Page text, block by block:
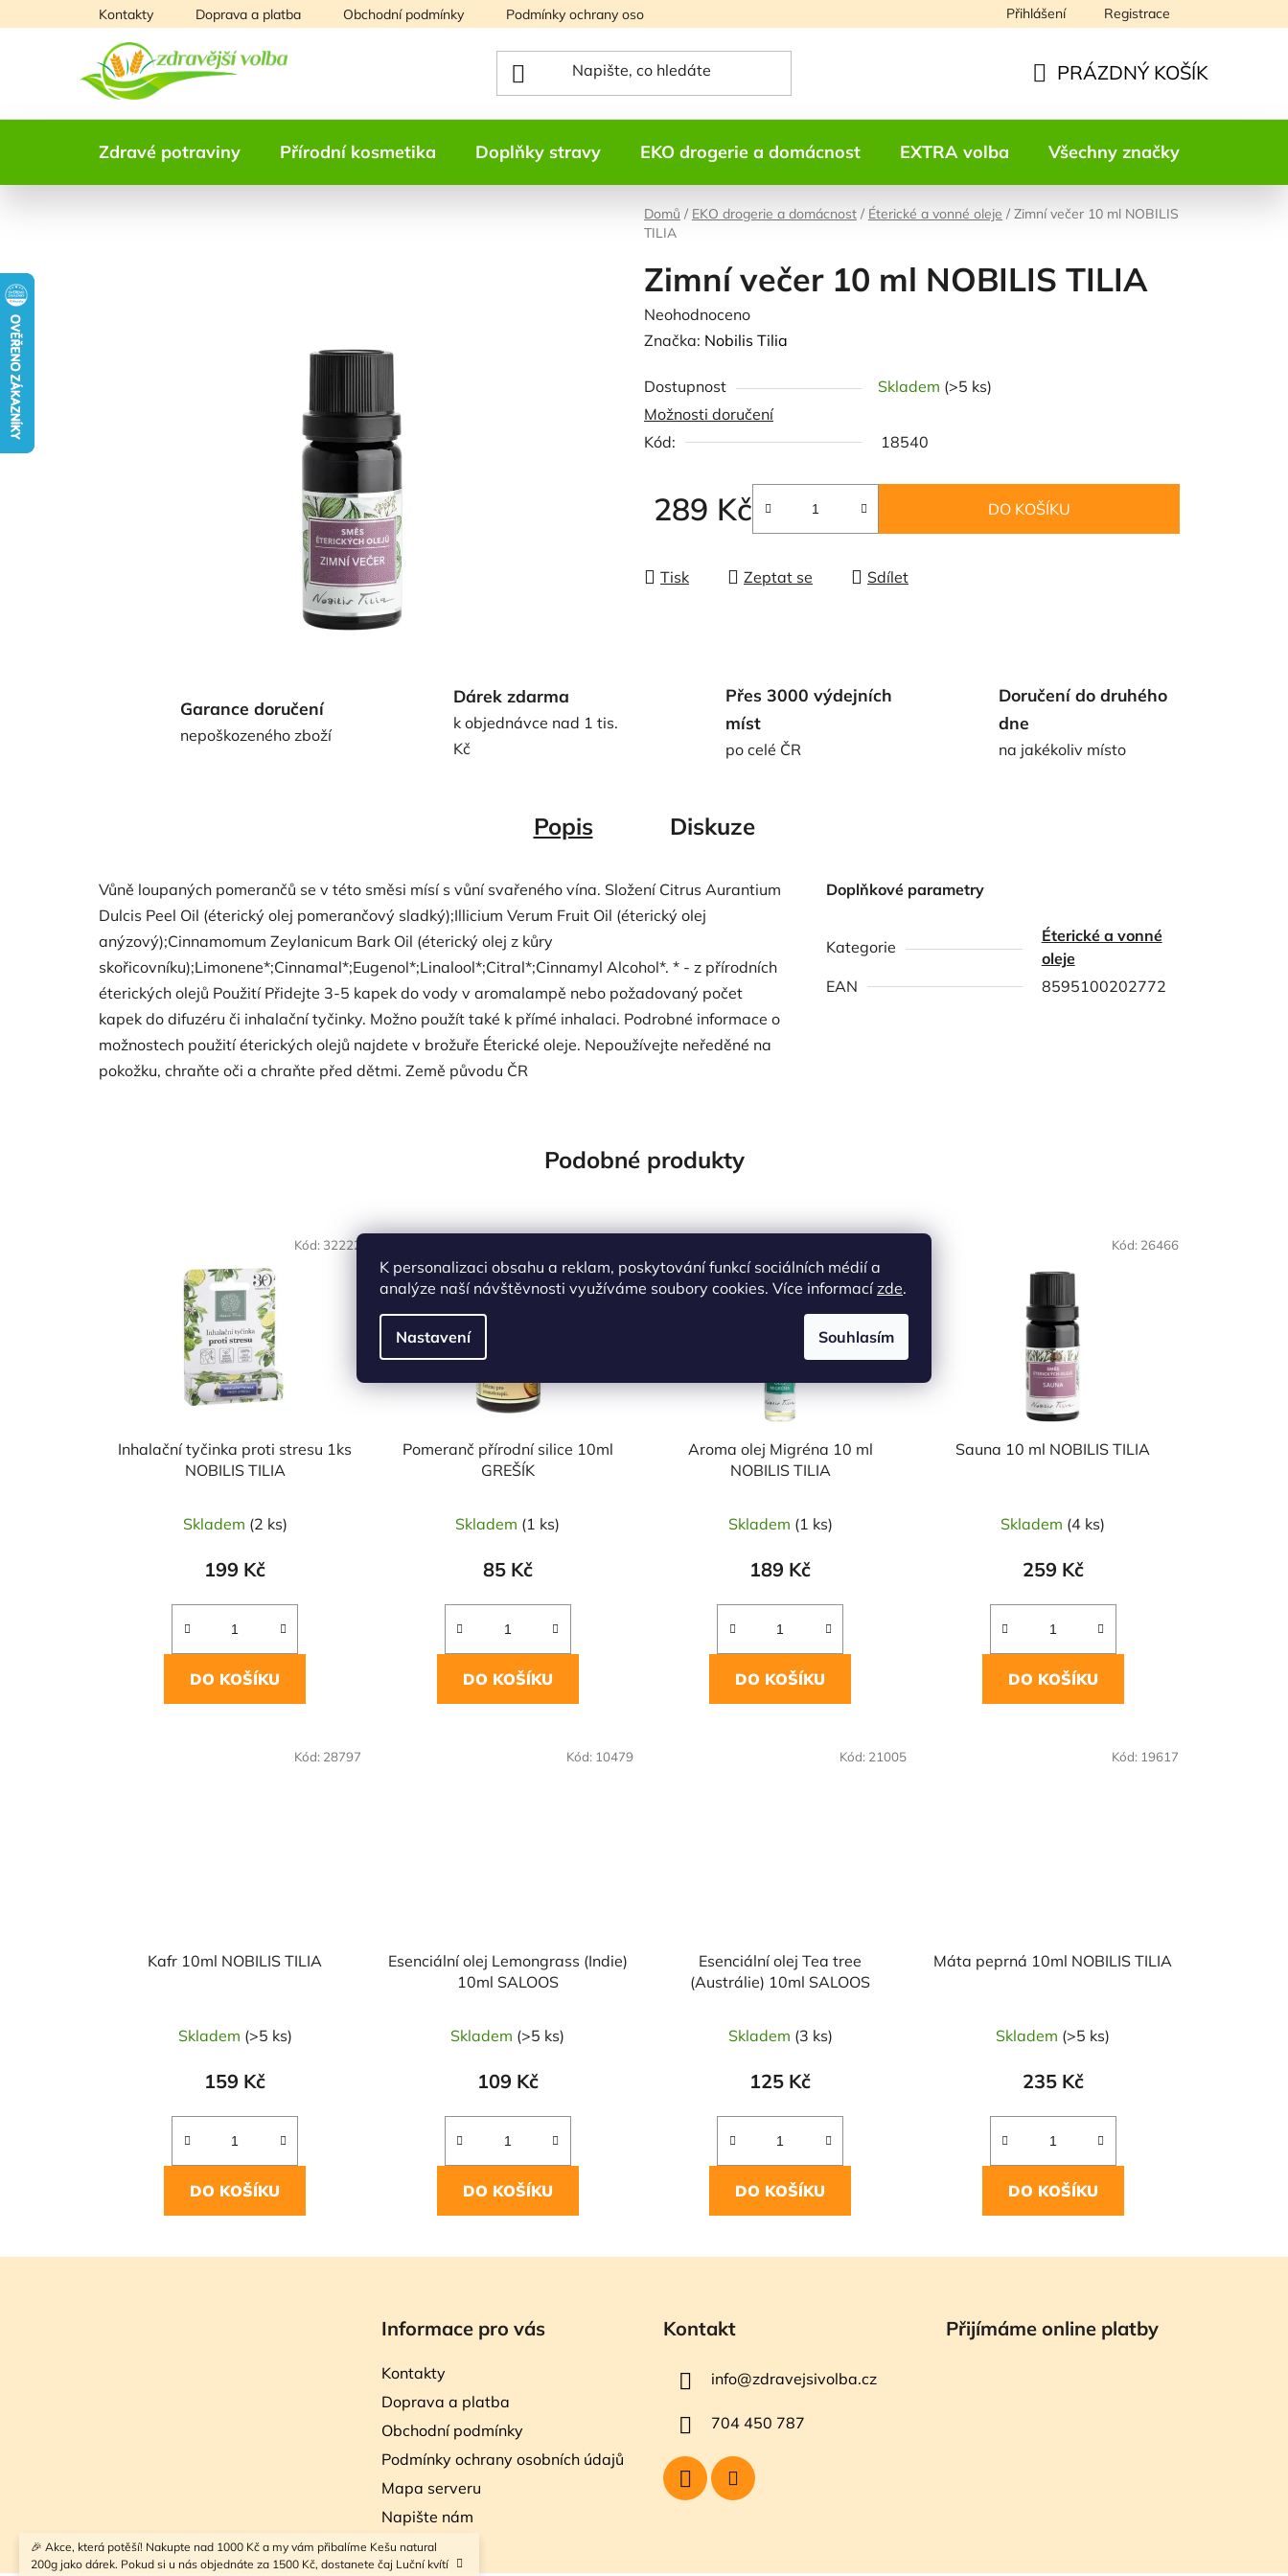
K personalizaci obsahu a reklam, poskytování funkcí sociálních médií a
analýze naší návštěvnosti využíváme soubory cookies. Více informacízde.
Nastavení Souhlasím
na
🎉 Akce, která potěší! Nakupte nad 1000 Kč a my vám přibalíme Kešu natural
200g jako dárek. Pokud si u nás objednáte za 1500 Kč, dostanete čaj Luční kvítí
Kontakty Doprava a platba Obchodní podmínky Podmínky ochrany osobních údajů Přihlášení Registrace
KOŠÍK
PRÁZDNÝ KOŠÍK
Zdravé potraviny Přírodní kosmetika Doplňky stravy EKO drogerie a domácnost EXTRA volba Všechny značky
Domů / EKO drogerie a domácnost / Éterické a vonné oleje / Zimní večer 10 ml NOBILIS
TILIA
Zimní večer 10 ml NOBILIS TILIA
Průměrné
hodnocení
je
0,0
z
hvězdiček.
Neohodnoceno
Značka: Nobilis Tilia
Dostupnost Skladem (>5 ks)
Možnosti doručení
Kód:
18540
289 Kč DO KOŠÍKU
Tisk Zeptat se Sdílet
Garance doručení
nepoškozeného zboží
Dárek zdarma
k objednávce nad 1 tis.
Kč
Přes 3000 výdejních
míst
po celé ČR
Doručení do druhého
dne
na jakékoliv místo
Popis Diskuze
Vůně loupaných pomerančů se v této směsi mísí s vůní svařeného vína. Složení Citrus Aurantium
Dulcis Peel Oil (éterický olej pomerančový sladký);Illicium Verum Fruit Oil (éterický olej
anýzový);Cinnamomum Zeylanicum Bark Oil (éterický olej z kůry
skořicovníku);Limonene*;Cinnamal*;Eugenol*;Linalool*;Citral*;Cinnamyl Alcohol*. * - z přírodních
éterických olejů Použití Přidejte 3-5 kapek do vody v aromalampě nebo požadovaný počet
kapek do difuzéru či inhalační tyčinky. Možno použít také k přímé inhalaci. Podrobné informace o
možnostech použití éterických olejů najdete v brožuře Éterické oleje. Nepoužívejte neředěné na
pokožku, chraňte oči a chraňte před dětmi. Země původu ČR
Doplňkové parametry
Kategorie
Éterické a vonné
oleje
EAN
8595100202772
Podobné produkty
Inhalační tyčinka proti stresu 1ks
NOBILIS TILIA
Skladem (2 ks)
199 Kč
DO KOŠÍKU
Kód: 32222
Pomeranč přírodní silice 10ml
GREŠÍK
Skladem (1 ks)
85 Kč
DO KOŠÍKU
Aroma olej Migréna 10 ml
NOBILIS TILIA
Skladem (1 ks)
189 Kč
DO KOŠÍKU
Sauna 10 ml NOBILIS TILIA
Skladem (4 ks)
259 Kč
DO KOŠÍKU
Kód: 26466
Kafr 10ml NOBILIS TILIA
Skladem (>5 ks)
159 Kč
DO KOŠÍKU
Kód: 28797
Esenciální olej Lemongrass (Indie)
10ml SALOOS
Skladem (>5 ks)
109 Kč
DO KOŠÍKU
Kód: 10479
Esenciální olej Tea tree
(Austrálie) 10ml SALOOS
Skladem (3 ks)
125 Kč
DO KOŠÍKU
Kód: 21005
Máta peprná 10ml NOBILIS TILIA
Skladem (>5 ks)
235 Kč
DO KOŠÍKU
Kód: 19617
Informace pro vás
Kontakty
Doprava a platba
Obchodní podmínky
Podmínky ochrany osobních údajů
Mapa serveru
Napište nám
Kontakt
info@zdravejsivolba.cz
704 450 787
Přijímáme online platby